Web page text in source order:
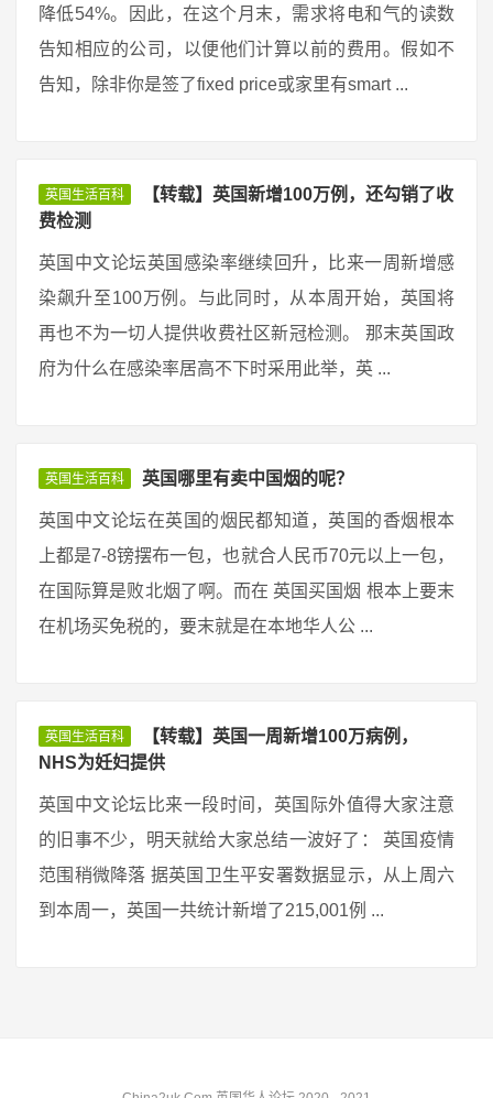
降低54%。因此，在这个月末，需求将电和气的读数
告知相应的公司，以便他们计算以前的费用。假如不
告知，除非你是签了fixed price或家里有smart ...
英国生活百科
【转载】英国新增100万例，还勾销了收
费检测
英国中文论坛英国感染率继续回升，比来一周新增感
染飙升至100万例。与此同时，从本周开始，英国将
再也不为一切人提供收费社区新冠检测。 那末英国政
府为什么在感染率居高不下时采用此举，英 ...
英国生活百科 英国哪里有卖中国烟的呢？
英国中文论坛在英国的烟民都知道，英国的香烟根本
上都是7-8镑摆布一包，也就合人民币70元以上一包，
在国际算是败北烟了啊。而在 英国买国烟 根本上要末
在机场买免税的，要末就是在本地华人公 ...
英国生活百科
【转载】英国一周新增100万病例，
NHS为妊妇提供
英国中文论坛比来一段时间，英国际外值得大家注意
的旧事不少，明天就给大家总结一波好了： 英国疫情
范围稍微降落 据英国卫生平安署数据显示，从上周六
到本周一，英国一共统计新增了215,001例 ...